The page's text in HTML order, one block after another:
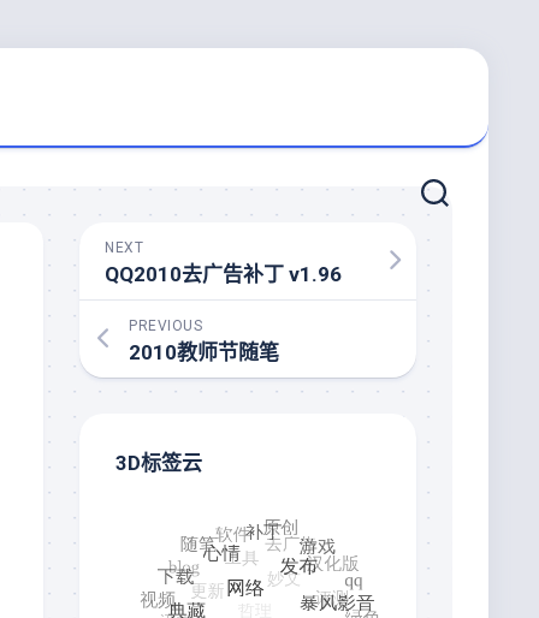
NEXT
QQ2010去广告补丁 v1.96
PREVIOUS
2010教师节随笔
3D标签云